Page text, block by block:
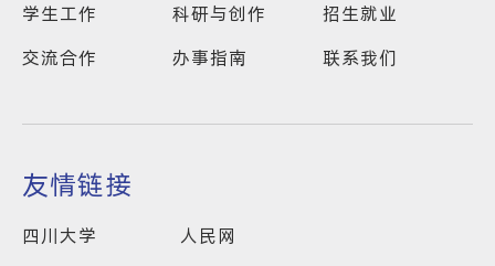
学生工作
科研与创作
招生就业
交流合作
办事指南 联系我们
友情链接
四川大学
人民网